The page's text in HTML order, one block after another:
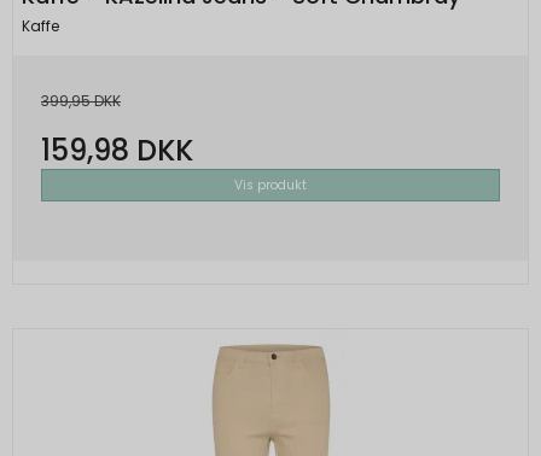
Kaffe
399,95 DKK
159,98 DKK
Vis produkt